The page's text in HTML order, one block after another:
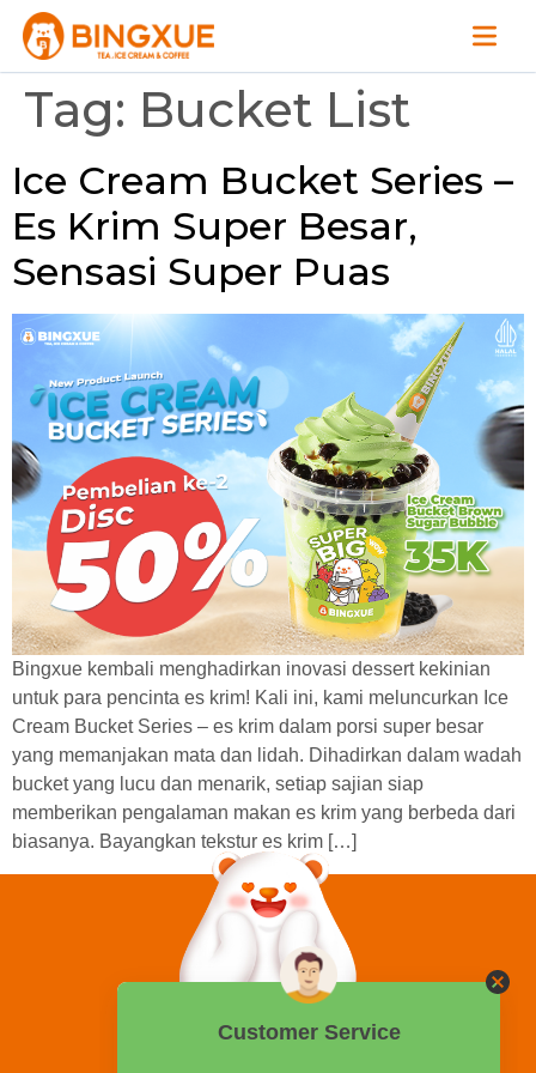
Tag: Bucket List
Ice Cream Bucket Series –
Es Krim Super Besar,
Sensasi Super Puas
Bingxue kembali menghadirkan inovasi dessert kekinian
untuk para pencinta es krim! Kali ini, kami meluncurkan Ice
Cream Bucket Series – es krim dalam porsi super besar
yang memanjakan mata dan lidah. Dihadirkan dalam wadah
bucket yang lucu dan menarik, setiap sajian siap
memberikan pengalaman makan es krim yang berbeda dari
biasanya. Bayangkan tekstur es krim […]
0858 2015 9999